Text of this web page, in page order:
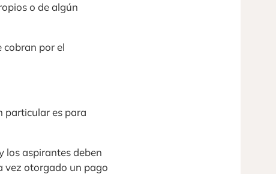
o de algún
cobran por el
particular es para
los aspirantes deben
vez otorgado un pago